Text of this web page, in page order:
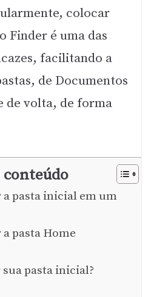
colocar
Finder é uma das
facilitando a
de Documentos
de volta, de forma
conteúdo
pasta inicial em um
pasta Home
pasta inicial?